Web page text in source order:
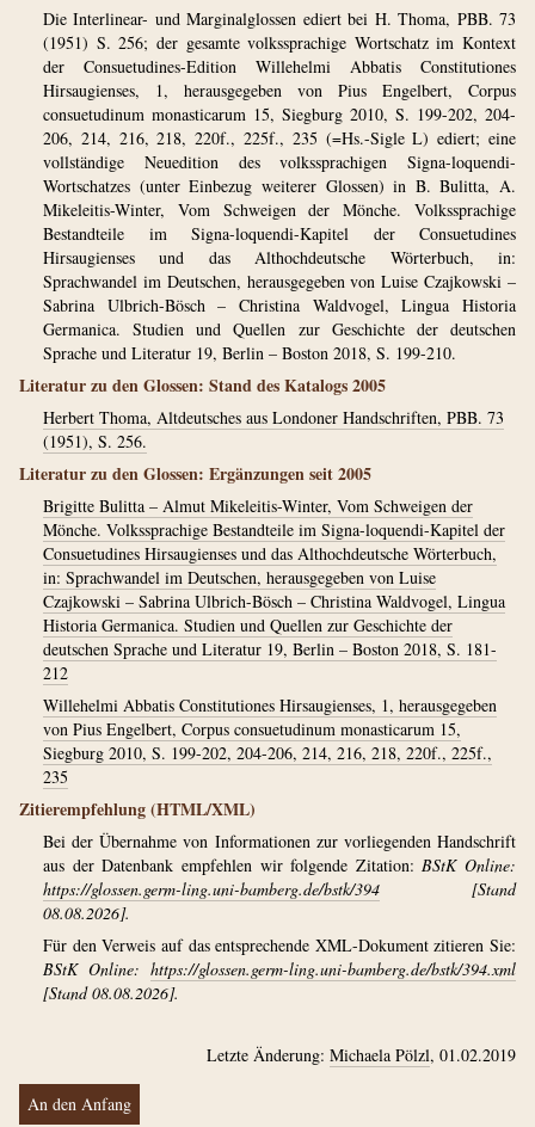
Die Interlinear- und Marginalglossen ediert bei H. Thoma, PBB. 73
(1951) S. 256; der gesamte volkssprachige Wortschatz im Kontext
der Consuetudines-Edition Willehelmi Abbatis Constitutiones
Hirsaugienses, 1, herausgegeben von Pius Engelbert, Corpus
consuetudinum monasticarum 15, Siegburg 2010, S. 199-202, 204-
206, 214, 216, 218, 220f., 225f., 235 (=Hs.-Sigle L) ediert; eine
vollständige Neuedition des volkssprachigen Signa-loquendi-
Wortschatzes (unter Einbezug weiterer Glossen) in B. Bulitta, A.
Mikeleitis-Winter, Vom Schweigen der Mönche. Volkssprachige
Bestandteile im Signa-loquendi-Kapitel der Consuetudines
Hirsaugienses und das Althochdeutsche Wörterbuch, in:
Sprachwandel im Deutschen, herausgegeben von Luise Czajkowski –
Sabrina Ulbrich-Bösch – Christina Waldvogel, Lingua Historia
Germanica. Studien und Quellen zur Geschichte der deutschen
Sprache und Literatur 19, Berlin – Boston 2018, S. 199-210.
Literatur zu den Glossen: Stand des Katalogs 2005
Herbert Thoma, Altdeutsches aus Londoner Handschriften, PBB. 73
(1951), S. 256.
Literatur zu den Glossen: Ergänzungen seit 2005
Brigitte Bulitta – Almut Mikeleitis-Winter, Vom Schweigen der
Mönche. Volkssprachige Bestandteile im Signa-loquendi-Kapitel der
Consuetudines Hirsaugienses und das Althochdeutsche Wörterbuch,
in: Sprachwandel im Deutschen, herausgegeben von Luise
Czajkowski – Sabrina Ulbrich-Bösch – Christina Waldvogel, Lingua
Historia Germanica. Studien und Quellen zur Geschichte der
deutschen Sprache und Literatur 19, Berlin – Boston 2018, S. 181-
212
Willehelmi Abbatis Constitutiones Hirsaugienses, 1, herausgegeben
von Pius Engelbert, Corpus consuetudinum monasticarum 15,
Siegburg 2010, S. 199-202, 204-206, 214, 216, 218, 220f., 225f.,
235
Zitierempfehlung (HTML/XML)
Bei der Übernahme von Informationen zur vorliegenden Handschrift
aus der Datenbank empfehlen wir folgende Zitation:BStK Online:
https://glossen.germ-ling.uni-bamberg.de/bstk/394 [Stand
08.08.2026].
Für den Verweis auf das entsprechende XML-Dokument zitieren Sie:
BStK Online: https://glossen.germ-ling.uni-bamberg.de/bstk/394.xml
[Stand 08.08.2026].
Letzte Änderung: Michaela Pölzl, 01.02.2019
An den Anfang